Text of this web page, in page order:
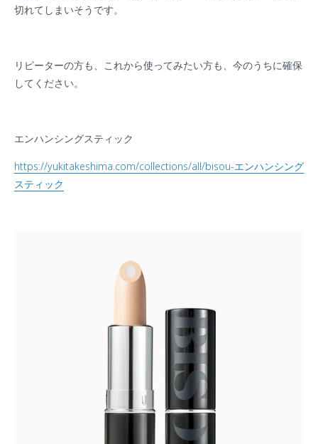
切れてしまいそうです。
リピーターの方も、これから使ってみたい方も、今のうちに確保
してください。
エンハンシングスティック
https://yukitakeshima.com/collections/all/bisou-エンハンシング
スティック